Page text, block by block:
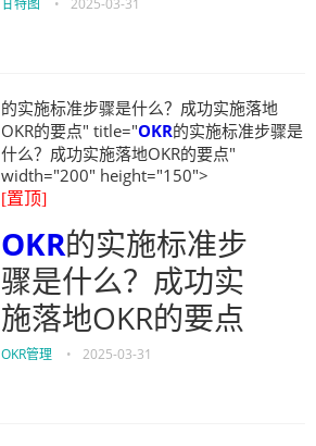
甘特图 • 2025-03-31
的实施标准步骤是什么？成功实施落地
OKR的要点" title="OKR的实施标准步骤是
什么？成功实施落地OKR的要点"
width="200" height="150">
[置顶]
OKR的实施标准步
骤是什么？成功实
施落地OKR的要点
OKR管理 • 2025-03-31